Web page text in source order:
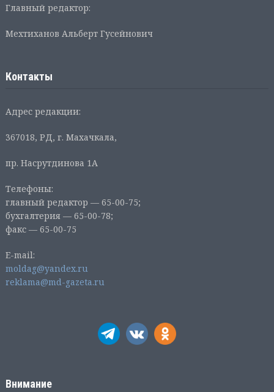
Главный редактор:
Мехтиханов Альберт Гусейнович
Контакты
Адрес редакции:
367018, РД, г. Махачкала,
пр. Насрутдинова 1А
Телефоны:
главный редактор — 65-00-75;
бухгалтерия — 65-00-78;
факс — 65-00-75
E-mail:
moldag@yandex.ru
reklama@md-gazeta.ru
Внимание